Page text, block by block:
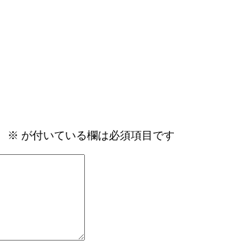
※ が付いている欄は必須項目です